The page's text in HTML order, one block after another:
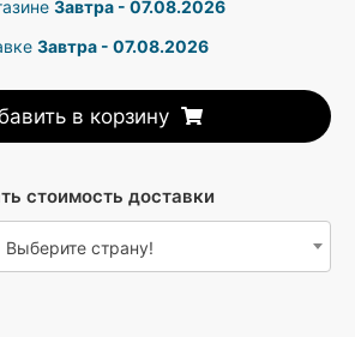
Завтра - 07.08.2026
Завтра - 07.08.2026
в корзину
стоимость доставки
Выберите страну!